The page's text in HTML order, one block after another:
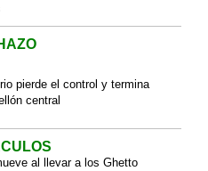
pierde el control y termina
central
al llevar a los Ghetto